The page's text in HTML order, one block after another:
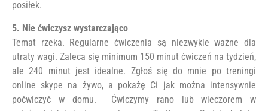
posiłek.
5. Nie ćwiczysz wystarczająco
Temat rzeka. Regularne ćwiczenia są niezwykle ważne dla
utraty wagi. Zaleca się minimum 150 minut ćwiczeń na tydzień,
ale 240 minut jest idealne. Zgłoś się do mnie po treningi
online skype na żywo, a pokażę Ci jak można intensywnie
poćwiczyć w domu. Ćwiczymy rano lub wieczorem w